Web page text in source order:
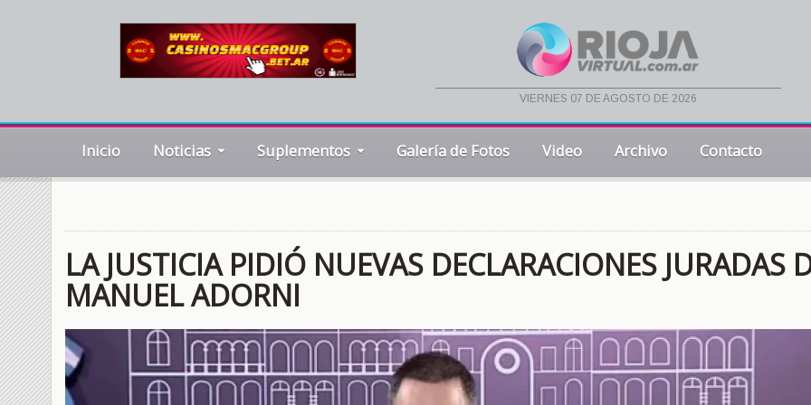
viernes 07 de agosto de 2026
Inicio Noticias Suplementos Galería de Fotos Video Archivo Contacto
LA JUSTICIA PIDIÓ NUEVAS DECLARACIONES JURADAS
MANUEL ADORNI